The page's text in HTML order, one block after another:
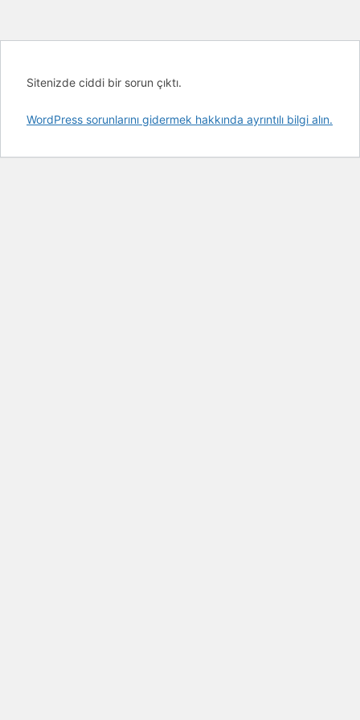
Sitenizde ciddi bir sorun çıktı.
WordPress sorunlarını gidermek hakkında ayrıntılı bilgi alın.